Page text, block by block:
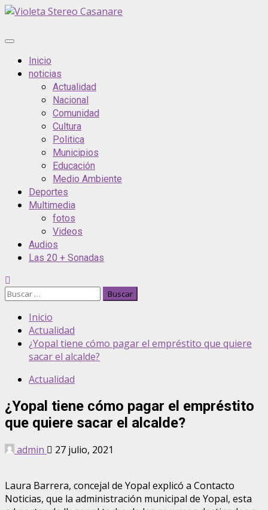
Inicio
noticias
Actualidad
Nacional
Comunidad
Cultura
Politica
Municipios
Educación
Medio Ambiente
Deportes
Multimedia
fotos
Videos
Audios
Las 20 + Sonadas
Inicio
Actualidad
¿Yopal tiene cómo pagar el empréstito que quiere
sacar el alcalde?
Actualidad
¿Yopal tiene cómo pagar el empréstito
que quiere sacar el alcalde?
admin 27 julio, 2021
Laura Barrera, concejal de Yopal explicó a Contacto
Noticias, que la administración municipal de Yopal, esta